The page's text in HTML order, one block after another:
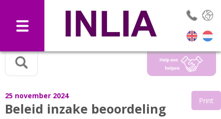
25 november 2024
Beleid inzake beoordeling
Print